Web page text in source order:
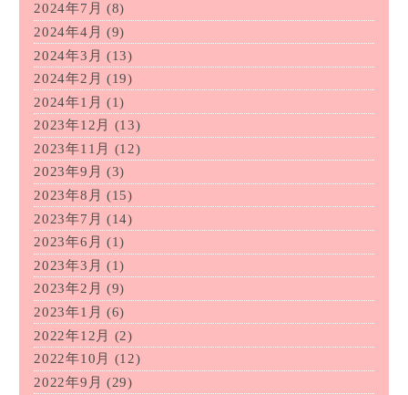
2024年7月 (8)
2024年4月 (9)
2024年3月 (13)
2024年2月 (19)
2024年1月 (1)
2023年12月
(13)
2023年11月
(12)
2023年9月 (3)
2023年8月 (15)
2023年7月 (14)
2023年6月 (1)
2023年3月 (1)
2023年2月 (9)
2023年1月 (6)
2022年12月
(2)
2022年10月
(12)
2022年9月 (29)